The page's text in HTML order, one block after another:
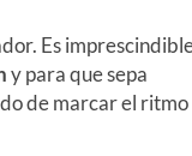
Es
y para que sepa
de marcar el ritmo